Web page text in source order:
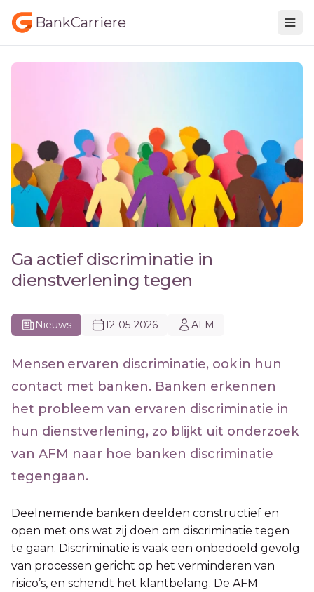
BankCarriere
Ga actief discriminatie in
dienstverlening tegen
Nieuws 12-05-2026 AFM
Mensen ervaren discriminatie, ook in hun
contact met banken. Banken erkennen
het probleem van ervaren discriminatie in
hun dienstverlening, zo blijkt uit onderzoek
van AFM naar hoe banken discriminatie
tegengaan.
Deelnemende banken deelden constructief en
open met ons wat zij doen om discriminatie tegen
te gaan. Discriminatie is vaak een onbedoeld gevolg
van processen gericht op het verminderen van
risico’s, en schendt het klantbelang. De AFM